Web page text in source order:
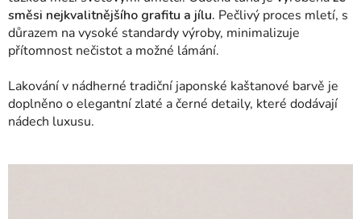
směsi nejkvalitnějšího grafitu a jílu. Pečlivý proces mletí, s
důrazem na vysoké standardy výroby, minimalizuje
přítomnost nečistot a možné lámání.
Lakování v nádherné tradiční japonské kaštanové barvě je
doplněno o elegantní zlaté a černé detaily, které dodávají
nádech luxusu.